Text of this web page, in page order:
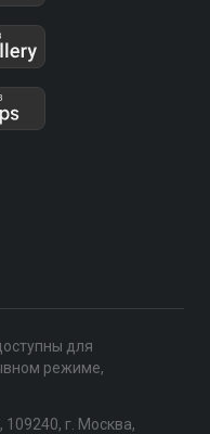
для
режиме,
г. Москва,